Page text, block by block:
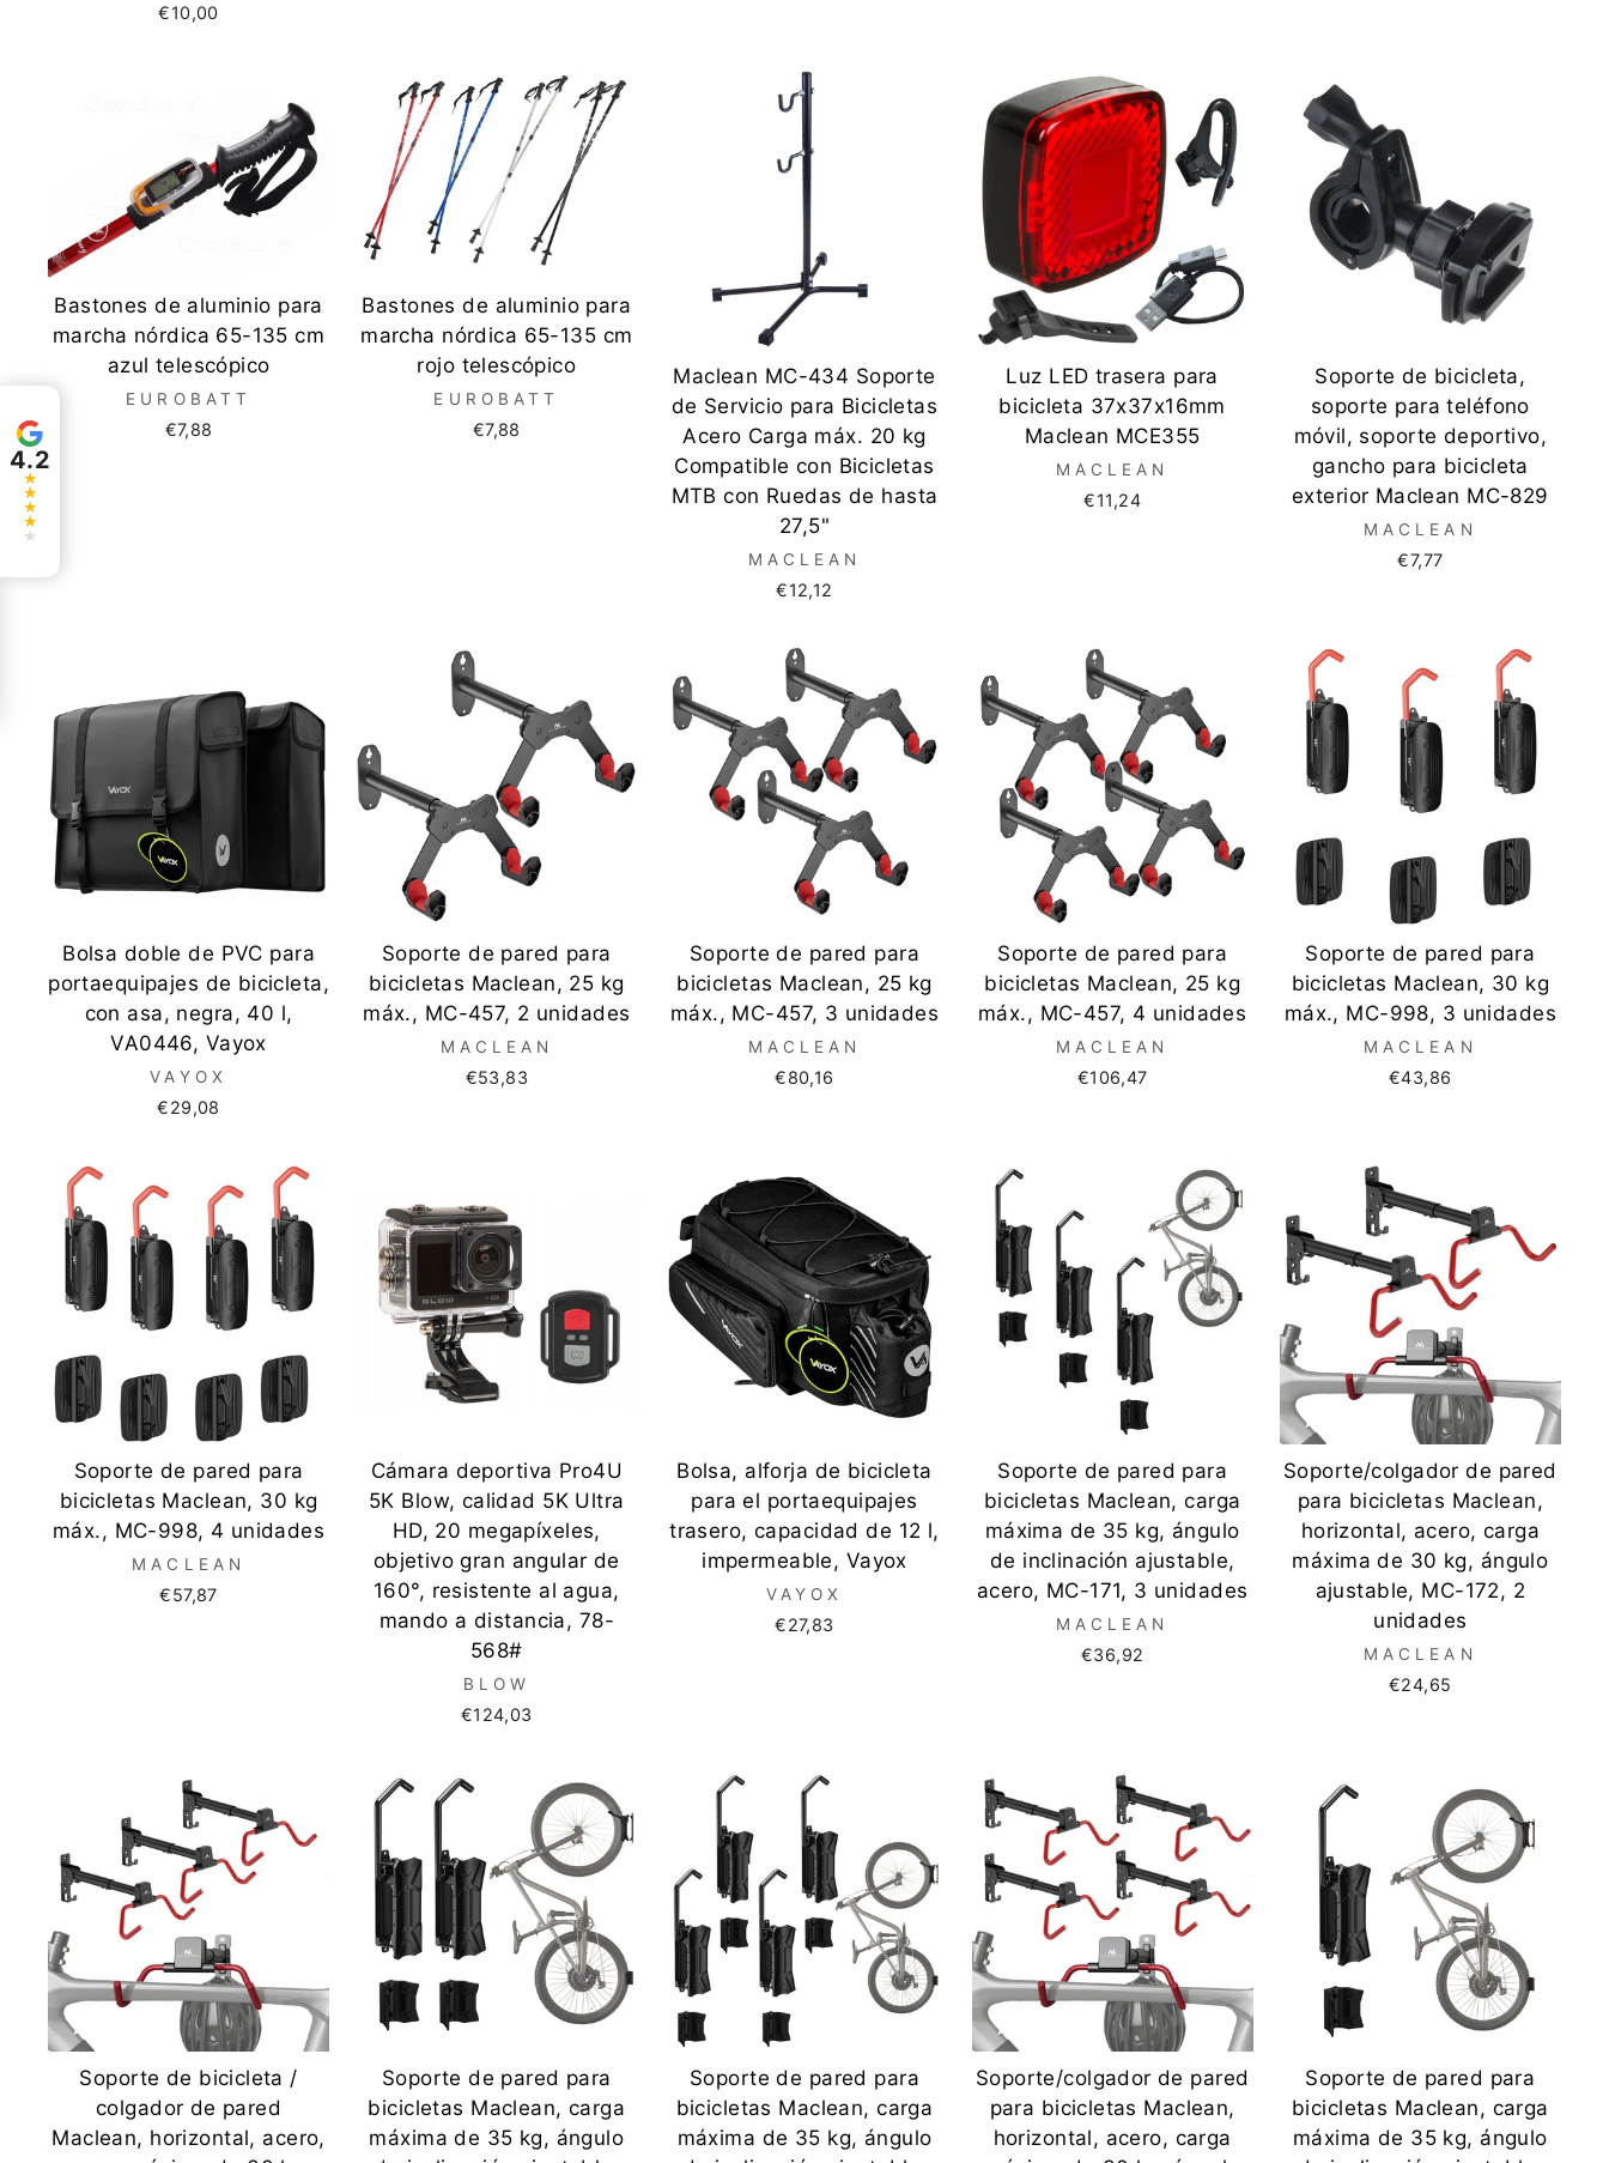
€10,00
Bastones de aluminio para
marcha nórdica 65-135 cm
azul telescópico
EUROBATT
€7,88
Bastones de aluminio para
marcha nórdica 65-135 cm
rojo telescópico
EUROBATT
€7,88
Maclean MC-434 Soporte
de Servicio para Bicicletas
Acero Carga máx. 20 kg
Compatible con Bicicletas
MTB con Ruedas de hasta
27,5"
MACLEAN
€12,12
Luz LED trasera para
bicicleta 37x37x16mm
Maclean MCE355
MACLEAN
€11,24
Soporte de bicicleta,
soporte para teléfono
móvil, soporte deportivo,
gancho para bicicleta
exterior Maclean MC-829
MACLEAN
€7,77
Bolsa doble de PVC para
portaequipajes de bicicleta,
con asa, negra, 40 l,
VA0446, Vayox
VAYOX
€29,08
Soporte de pared para
bicicletas Maclean, 25 kg
máx., MC-457, 2 unidades
MACLEAN
€53,83
Soporte de pared para
bicicletas Maclean, 25 kg
máx., MC-457, 3 unidades
MACLEAN
€80,16
Soporte de pared para
bicicletas Maclean, 25 kg
máx., MC-457, 4 unidades
MACLEAN
€106,47
Soporte de pared para
bicicletas Maclean, 30 kg
máx., MC-998, 3 unidades
MACLEAN
€43,86
Soporte de pared para
bicicletas Maclean, 30 kg
máx., MC-998, 4 unidades
MACLEAN
€57,87
Cámara deportiva Pro4U
5K Blow, calidad 5K Ultra
HD, 20 megapíxeles,
objetivo gran angular de
160°, resistente al agua,
mando a distancia, 78-
568#
BLOW
€124,03
Bolsa, alforja de bicicleta
para el portaequipajes
trasero, capacidad de 12 l,
impermeable, Vayox
VAYOX
€27,83
Soporte de pared para
bicicletas Maclean, carga
máxima de 35 kg, ángulo
de inclinación ajustable,
acero, MC-171, 3 unidades
MACLEAN
€36,92
Soporte/colgador de pared
para bicicletas Maclean,
horizontal, acero, carga
máxima de 30 kg, ángulo
ajustable, MC-172, 2
unidades
MACLEAN
€24,65
Soporte de bicicleta /
colgador de pared
Maclean, horizontal, acero,
Soporte de pared para
bicicletas Maclean, carga
máxima de 35 kg, ángulo
Soporte de pared para
bicicletas Maclean, carga
máxima de 35 kg, ángulo
Soporte/colgador de pared
para bicicletas Maclean,
horizontal, acero, carga
Soporte de pared para
bicicletas Maclean, carga
máxima de 35 kg, ángulo
4.2